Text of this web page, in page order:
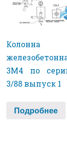
Колонна
3М4 по
3/88 выпуск 1
Подробнее